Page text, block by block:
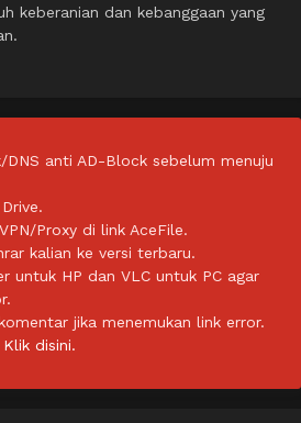
keberanian dan kebanggaan yang
DNS anti AD-Block sebelum menuju
Proxy di link AceFile.
kalian ke versi terbaru.
untuk HP dan VLC untuk PC agar
jika menemukan link error.
Klik disini.